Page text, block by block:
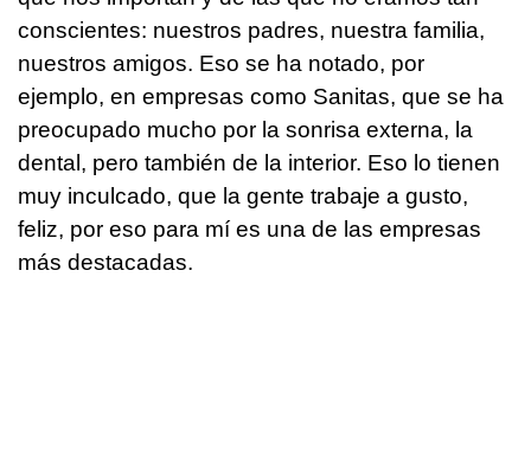
conscientes: nuestros padres, nuestra familia,
nuestros amigos. Eso se ha notado, por
ejemplo, en empresas como Sanitas, que se ha
preocupado mucho por la sonrisa externa, la
dental, pero también de la interior. Eso lo tienen
muy inculcado, que la gente trabaje a gusto,
feliz, por eso para mí es una de las empresas
más destacadas.